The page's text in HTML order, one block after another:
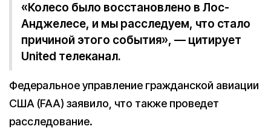
«Колесо было восстановлено в Лос-
Анджелесе, и мы расследуем, что стало
причиной этого события», — цитирует
United телеканал.
Федеральное управление гражданской авиации
США (FAA) заявило, что также проведет
расследование.